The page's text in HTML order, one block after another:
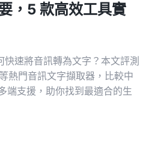
，5 款高效工具實
速將音訊轉為文字？本文評測
熱門音訊文字擷取器，比較中
端支援，助你找到最適合的生